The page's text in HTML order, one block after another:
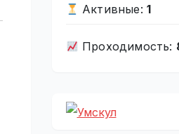
Активные: 1
Проходимость: